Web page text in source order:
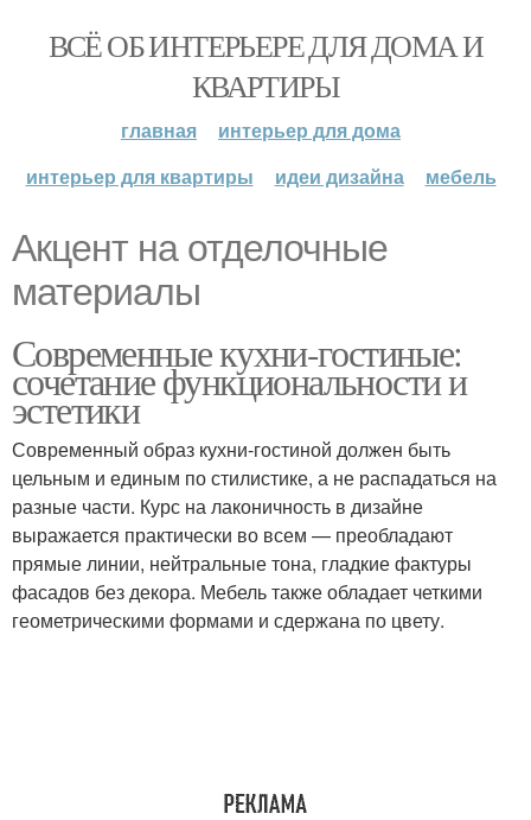
ВСЁ ОБ ИНТЕРЬЕРЕ ДЛЯ ДОМА И
КВАРТИРЫ
главная
интерьер для дома
интерьер для квартиры
идеи дизайна мебель
Акцент на отделочные
материалы
Современные кухни-гостиные:
сочетание функциональности и
эстетики
Современный образ кухни-гостиной должен быть
цельным и единым по стилистике, а не распадаться на
разные части. Курс на лаконичность в дизайне
выражается практически во всем — преобладают
прямые линии, нейтральные тона, гладкие фактуры
фасадов без декора. Мебель также обладает четкими
геометрическими формами и сдержана по цвету.